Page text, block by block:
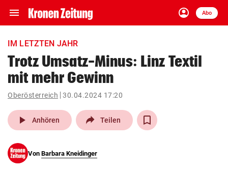
menu Navigation
ein-/ausklappen
account_circle
Anmelden
Abo
close Schließen
account_circle Anmelden
pin_drop
Wien arrow_right
IM LETZTEN JAHR
Trotz Umsatz-Minus: Linz Textil
mit mehr Gewinn
Oberösterreich 30.04.2024 17:20
play_arrow Anhören Teilen
Von Barbara Kneidinger